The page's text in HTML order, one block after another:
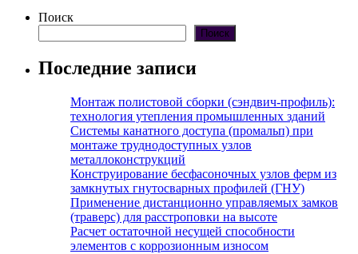
Поиск
Поиск
Последние записи
Монтаж полистовой сборки (сэндвич-профиль):
технология утепления промышленных зданий
Системы канатного доступа (промальп) при
монтаже труднодоступных узлов
металлоконструкций
Конструирование бесфасоночных узлов ферм из
замкнутых гнутосварных профилей (ГНУ)
Применение дистанционно управляемых замков
(траверс) для расстроповки на высоте
Расчет остаточной несущей способности
элементов с коррозионным износом